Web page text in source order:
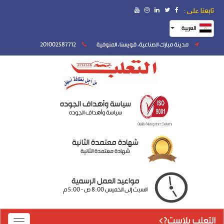
تابعنا على :
العربية
مدينة مبارك الصناعية، قويسنا، المنوفية
سياسة وأهداف الجوده
سياسة وأهداف الجوده
شهادة معتمدة الثانية
شهادة معتمدة الثانية
مواعيد العمل الرسمية
السبت إلى الخميس 8:00 ص - 5:00 م
التعلب بلاست?>